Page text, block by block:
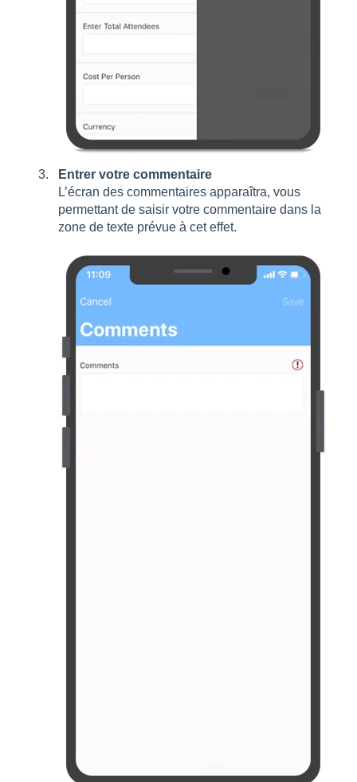
Entrer votre commentaire
L’écran des commentaires apparaîtra, vous
permettant de saisir votre commentaire dans la
zone de texte prévue à cet effet.